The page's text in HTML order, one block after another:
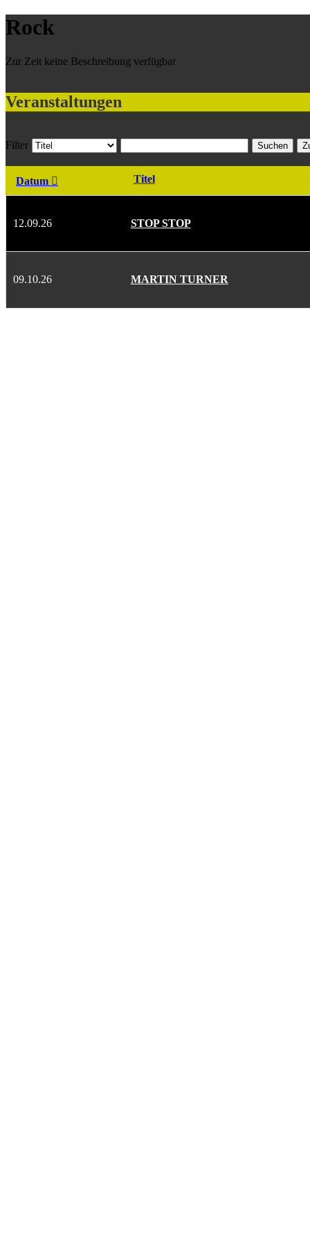
Rock
Zur Zeit keine Beschreibung verfügbar
Veranstaltungen
Filter Suchen
Datum Titel
12.09.26 STOP STOP
09.10.26 MARTIN TURNER